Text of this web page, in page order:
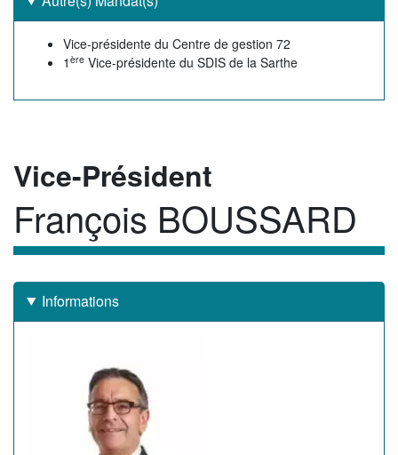
Autre(s)
mandat(s)
Vice-présidente du Centre de gestion 72
1 ère Vice-présidente du SDIS de la Sarthe
Rôle
Vice-Président
Membre
François BOUSSARD
Informations